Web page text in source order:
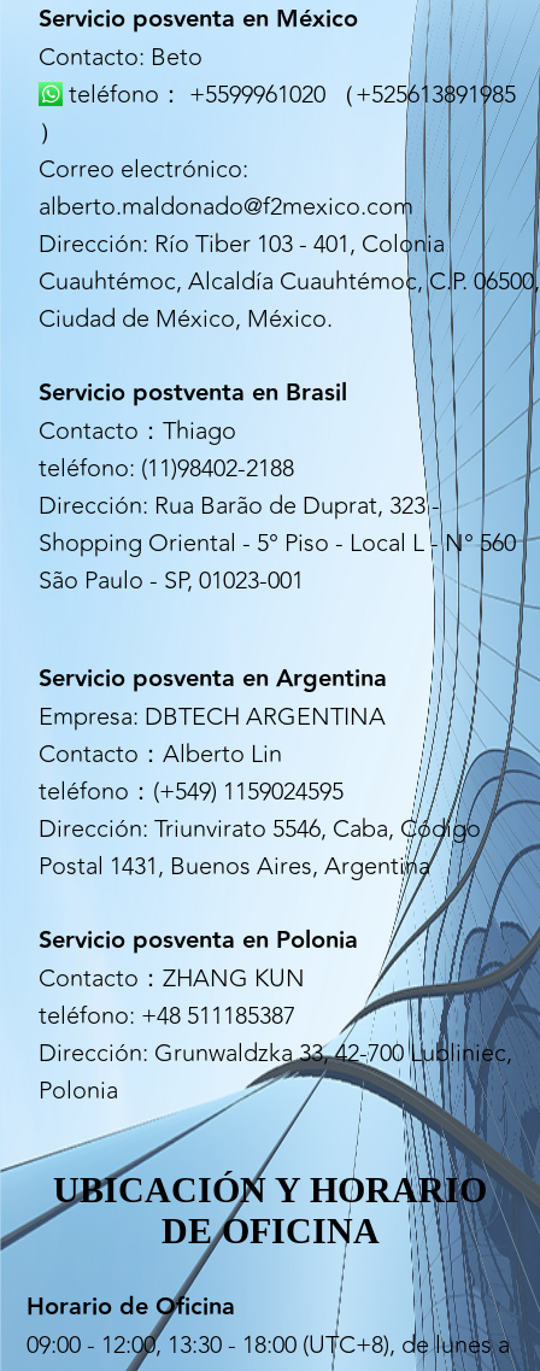
Servicio posventa en México
Contacto: Beto
teléfono： +5599961020 （+525613891985
）
Correo electrónico:
alberto.maldonado@f2mexico.com
Dirección: Río Tiber 103 - 401, Colonia
Cuauhtémoc, Alcaldía Cuauhtémoc, C.P. 06500,
Ciudad de México, México.
Servicio postventa en Brasil
Contacto：Thiago
teléfono: (11)98402-2188
Dirección: Rua Barão de Duprat, 323 -
Shopping Oriental - 5° Piso - Local L - N° 560
São Paulo - SP, 01023-001
Servicio posventa en Argentina
Empresa: DBTECH ARGENTINA
Contacto：Alberto Lin
teléfono：(+549) 1159024595
Dirección: Triunvirato 5546, Caba, Código
Postal 1431, Buenos Aires, Argentina
Servicio posventa en Polonia
Contacto：ZHANG KUN
teléfono: +48 511185387
Dirección: Grunwaldzka 33, 42-700 Lubliniec,
Polonia
UBICACIÓN Y HORARIO
DE OFICINA
Horario de Oficina
09:00 - 12:00, 13:30 - 18:00 (UTC+8), de lunes a